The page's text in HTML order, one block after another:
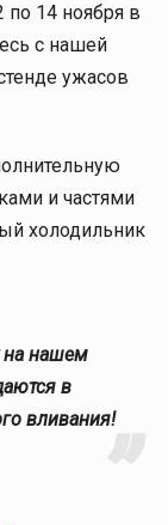
по 14 ноября в
с нашей
ужасов
и частями
холодильник
на нашем
в
вливания!